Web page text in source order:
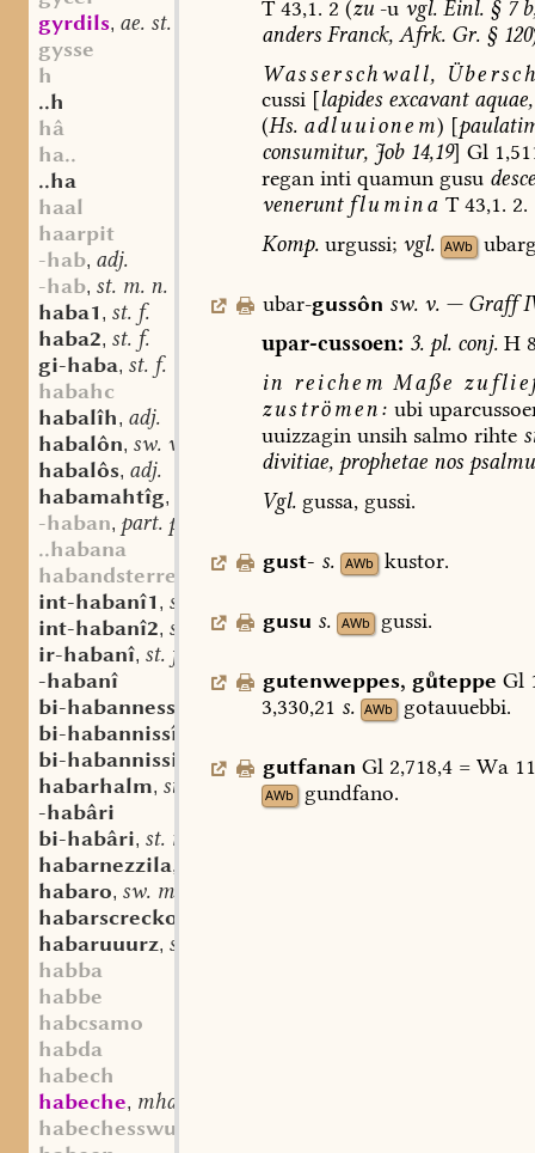
gyrdils, ae. st. m.
gysse
h
..h
hâ
ha..
..ha
haal
haarpit
-hab, adj.
-hab, st. m. n.
haba1, st. f.
haba2, st. f.
gi-haba, st. f.
habahc
habalîh, adj.
habalôn, sw. v.
habalôs, adj.
habamahtîg,
-haban, part. prt.
..habana
habandsterre
int-habanî1, st. f.
int-habanî2, st. f.
ir-habanî, st. f.
-habanî
bi-habannessi
bi-habannissî
bi-habannissida
,st. f.
habarhalm, st. m.
-habâri
bi-habâri, st. m.
habarnezzila,
habaro, sw. m.
habarscrecko
habaruuurz, st. f.
habba
habbe
habcsamo
habda
habech
habeche, mhd. sw. m.
habechesswum
T43,1. 2 (zu-u vgl.Einl.§7
anders Franck,Afrk.Gr.§120
Wasserschwall,
cussi[lapidesexcavantaquae,
(Hs. adluuionem) [
consumitur,Job14,19] Gl
reganintiquamungusu
venerunt flumina T43,1. 2.
Komp.urgussi; vgl. AWb
ubar-gussôn sw. v. —Graff
upar-cussoen: 3.pl.conj.H
in reichem Maße
zuströmen: ubi
uuizzaginunsihsalmo rihte
divitiae,prophetaenos
Vgl.gussa,gussi.
gust- s. AWb kustor.
gusu s. AWb gussi.
gutenweppes, gteppe Gl
3,330,21 s. AWb gotauuebbi.
gutfanan Gl 2,718,4 = Wa
AWb gundfano.